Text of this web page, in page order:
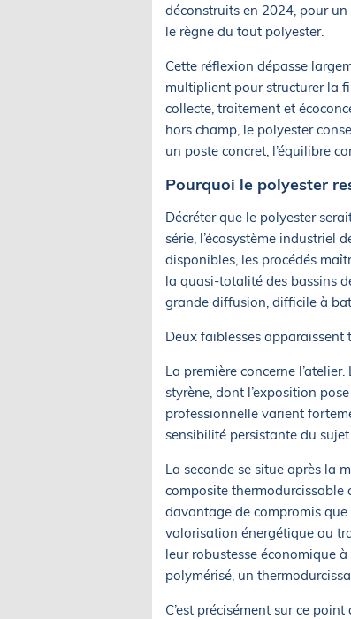
déconstruits en 2024, pour
le règne du tout polyester.
Cette réflexion dépasse
multiplient pour structurer la
collecte, traitement et
hors champ, le polyester
un poste concret, l’équilibre
Pourquoi le polyester
Décréter que le polyester
série, l’écosystème industriel
disponibles, les procédés
la quasi-totalité des bassins
grande diffusion, difficile à
Deux faiblesses
La première concerne
styrène, dont l’exposition
professionnelle varient
sensibilité persistante du sujet.
La seconde se situe après la
composite thermodurcissable
davantage de compromis
valorisation énergétique ou
leur robustesse économique
polymérisé, un
C’est précisément sur ce point